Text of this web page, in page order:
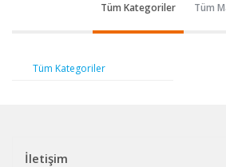
Tüm Kategoriler Tüm
Tüm Kategoriler
İletişim